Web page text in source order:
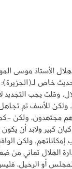
الأستاذ موسى
حديث خاص
وقلت يجب التجديد
ولكن للأسف تم
هم مجتهدون، ولكن -
كبير ولابد أن
ولكن
الهلال تعاني من
أو الرحيل،